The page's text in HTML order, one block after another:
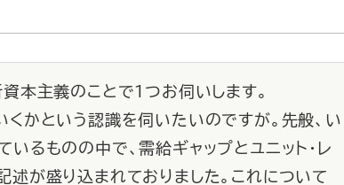
本主義のことで１つお伺いします。
かという認識を伺いたいのですが。先般、い
るものの中で、需給ギャップとユニット・レ
述が盛り込まれておりました。これについて